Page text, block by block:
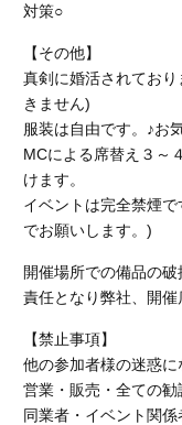
対策○
【その他】
真剣に婚活されてお
きません)
服装は自由です。♪お
MCによる席替え３～
けます。
イベントは完全禁煙で
でお願いします。)
開催場所での備品の
責任となり弊社、開催
【禁止事項】
他の参加者様の迷惑に
営業・販売・全ての勧
同業者・イベント関係